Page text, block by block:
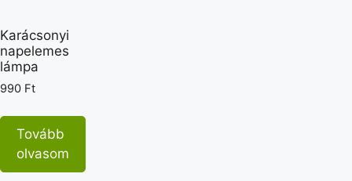
Karácsonyi
napelemes
lámpa
990 Ft
Tovább
olvasom